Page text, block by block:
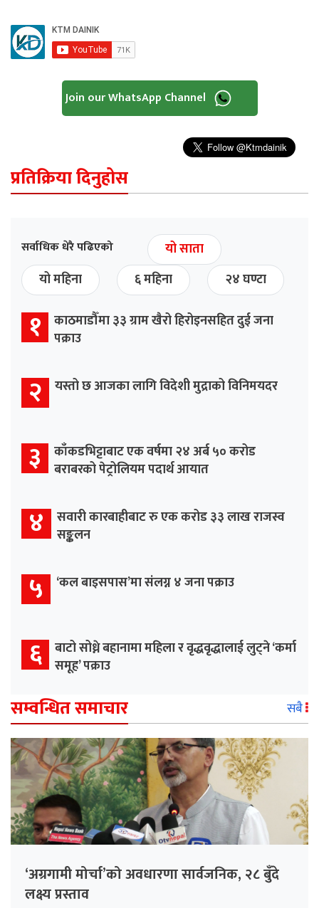
Join our WhatsApp Channel
प्रतिक्रिया दिनुहोस
सर्वाधिक धेरै पढिएको
यो साता
यो महिना
६ महिना २४ घण्टा
१ काठमाडौँमा ३३ ग्राम खैरो हिरोइनसहित दुई जना
पक्राउ
२ यस्तो छ आजका लागि विदेशी मुद्राको विनिमयदर
३ काँकडभिट्टाबाट एक वर्षमा २४ अर्ब ५० करोड
बराबरको पेट्रोलियम पदार्थ आयात
४ सवारी कारबाहीबाट रु एक करोड ३३ लाख राजस्व
सङ्कलन
५ ‘कल बाइसपास’मा संलग्न ४ जना पक्राउ
६ बाटो सोध्ने बहानामा महिला र वृद्धवृद्धालाई लुट्ने ‘कर्मा
समूह’ पक्राउ
सम्वन्धित समाचार सबै
‘अग्रगामी मोर्चा’को अवधारणा सार्वजनिक, २८ बुँदे
लक्ष्य प्रस्ताव